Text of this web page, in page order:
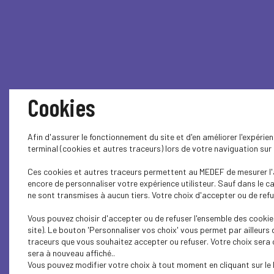
Cookies
Afin d'assurer le fonctionnement du site et d'en améliorer
terminal (cookies et autres traceurs) lors de votre naviguation sur
Ces cookies et autres traceurs permettent au MEDEF de
encore de personnaliser votre expérience utilisteur. Sauf dans le
ne sont transmises à aucun tiers. Votre choix d'accepter ou de
Vous pouvez choisir d'accepter ou de refuser l'ensemble des
site). Le bouton 'Personnaliser vos choix' vous permet par
traceurs que vous souhaitez accepter ou refuser. Votre choix
sera à nouveau affiché..
Vous pouvez modifier votre choix à tout moment en cliquant sur le